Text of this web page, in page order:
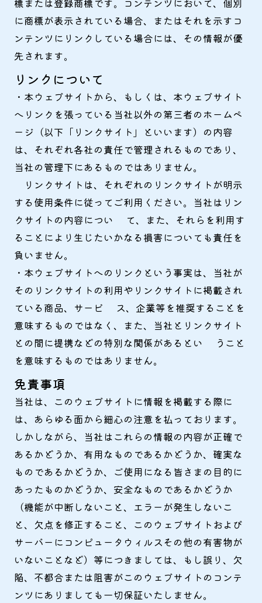
に商標が表示されている場合、またはそれを示すコ
ンテンツにリンクしている場合には、その情報が優
先されます。
リンクについて
・本ウェブサイトから、もしくは、本ウェブサイト
へリンクを張っている当社以外の第三者のホームペ
ージ（以下「リンクサイト」といいます）の内容
は、それぞれ各社の責任で管理されるものであり、
当社の管理下にあるものではありません。
リンクサイトは、それぞれのリンクサイトが明示
する使用条件に従ってご利用ください。当社はリン
クサイトの内容につい て、また、それらを利用す
ることにより生じたいかなる損害についても責任を
負いません。
・本ウェブサイトへのリンクという事実は、当社が
そのリンクサイトの利用やリンクサイトに掲載され
ている商品、サービ ス、企業等を推奨することを
意味するものではなく、また、当社とリンクサイト
との間に提携などの特別な関係があるとい うこと
を意味するものではありません。
免責事項
当社は、このウェブサイトに情報を掲載する際に
は、あらゆる面から細心の注意を払っております。
しかしながら、当社はこれらの情報の内容が正確で
あるかどうか、有用なものであるかどうか、確実な
ものであるかどうか、ご使用になる皆さまの目的に
あったものかどうか、安全なものであるかどうか
（機能が中断しないこと、エラーが発生しないこ
と、欠点を修正すること、このウェブサイトおよび
サーバーにコンピュータウィルスその他の有害物が
いないことなど）等につきましては、もし誤り、欠
陥、不都合または阻害がこのウェブサイトのコンテ
ンツにありましても一切保証いたしません。